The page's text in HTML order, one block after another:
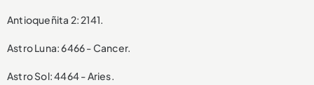
Antioqueñita 2: 2141.
Astro Luna: 6466 - Cancer.
Astro Sol: 4464 - Aries.